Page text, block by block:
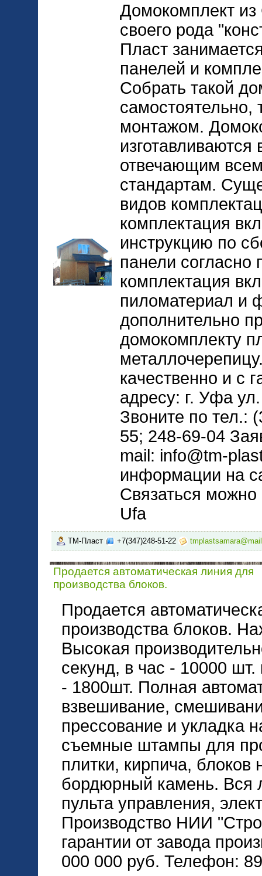
Домокомплект
своего рода
Пласт
панелей и
Собрать такой
самостоятельно,
монтажом.
изготавливаются
отвечающим
стандартам.
видов
комплектация
инструкцию по
панели согласно
комплектация
пиломатериал и
дополнительно
домокомплекту
кaчественно и с
адресу: г. Уфа
Звоните по тел.:
55; 248-69-04
mail: info@tm-
информации на
Связаться
Ufa
ТМ-Пласт +7(347)248-51-22
Продается автоматическая линия для
производства блоков.
Продается
производства блоков.
Высокая
секунд, в час - 10000
- 1800шт. Полная
взвешивание,
прессование и укладка
съемные штампы для
плитки, кирпича, блоков
бордюрный камень. Вся
пульта управления,
Производство НИИ
гарантии от завода
000 000 руб. Телефон: